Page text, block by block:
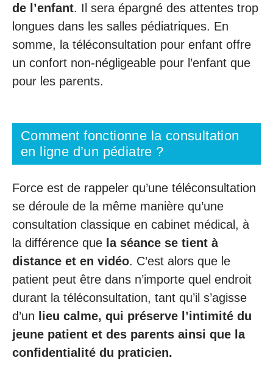
de l’enfant. Il sera épargné des attentes trop
longues dans les salles pédiatriques. En
somme, la téléconsultation pour enfant offre
un confort non-négligeable pour l’enfant que
pour les parents.
Comment fonctionne la consultation
en ligne d’un pédiatre ?
Force est de rappeler qu’une téléconsultation
se déroule de la même manière qu’une
consultation classique en cabinet médical, à
la différence que la séance se tient à
distance et en vidéo. C’est alors que le
patient peut être dans n’importe quel endroit
durant la téléconsultation, tant qu’il s’agisse
d’un lieu calme, qui préserve l’intimité du
jeune patient et des parents ainsi que la
confidentialité du praticien.